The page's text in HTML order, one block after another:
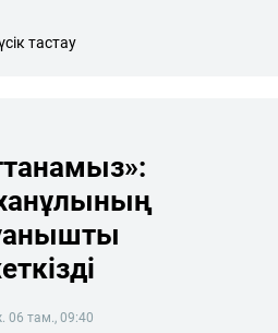
тастау
06 там., 09:40